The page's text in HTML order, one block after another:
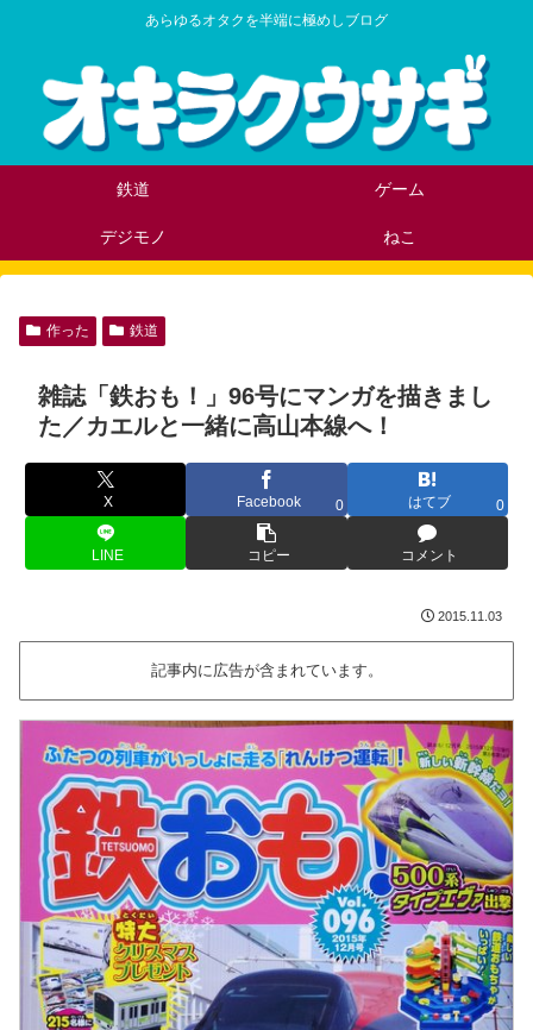
あらゆるオタクを半端に極めしブログ
鉄道 ゲーム
デジモノ ねこ
作った 鉄道
雑誌「鉄おも！」96号にマンガを描きまし
た／カエルと一緒に高山本線へ！
X Facebook 0 はてブ 0
LINE コピー コメント
2015.11.03
記事内に広告が含まれています。